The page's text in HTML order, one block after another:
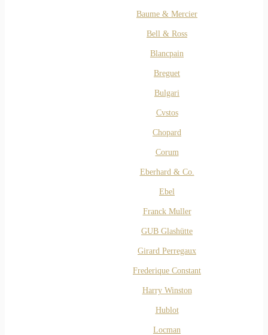
Baume & Mercier
Bell & Ross
Blancpain
Breguet
Bulgari
Cvstos
Chopard
Corum
Eberhard & Co.
Ebel
Franck Muller
GUB Glashütte
Girard Perregaux
Frederique Constant
Harry Winston
Hublot
Locman